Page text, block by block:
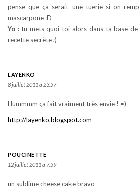
pense que ça serait une tuerie si on
mascarpone :D
Yo :tu mets quoi toi alors dans ta base de
recette secrète ;)
LAYENKO
8 juillet 2011 à 23:57
Hummmm ça fait vraiment très envie ! =)
http://layenko.blogspot.com
POUCINETTE
12 juillet 2011 à 7:59
un sublime cheese cake bravo